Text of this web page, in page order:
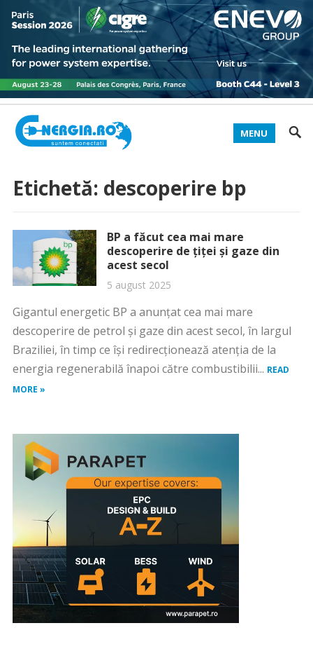
MENU
Etichetă: descoperire bp
BP a făcut cea mai mare
descoperire de țiței și gaze din
acest secol
5 august 2025
Gigantul energetic BP a anunțat cea mai mare
descoperire de petrol și gaze din acest secol, în largul
Braziliei, în timp ce își redirecționează atenția de la
energia regenerabilă înapoi către combustibilii... READ
MORE »